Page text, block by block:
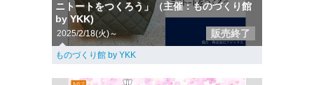
ニトートをつくろう」（主催：ものづくり館
by YKK)
2025/2/18(火)～ 販売終了
ものづくり館 by YKK